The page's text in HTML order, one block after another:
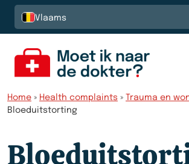
Spring naar de inhoud
Vlaams
Home » Health complaints » Trauma en
Bloeduitstorting